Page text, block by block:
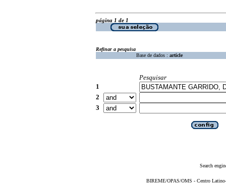
página 1 de 1
Refinar a pesquisa
Base de dados : article
Pesquisar
1
2
3
Search
BIREME/OPAS/OMS - Centro Latino-